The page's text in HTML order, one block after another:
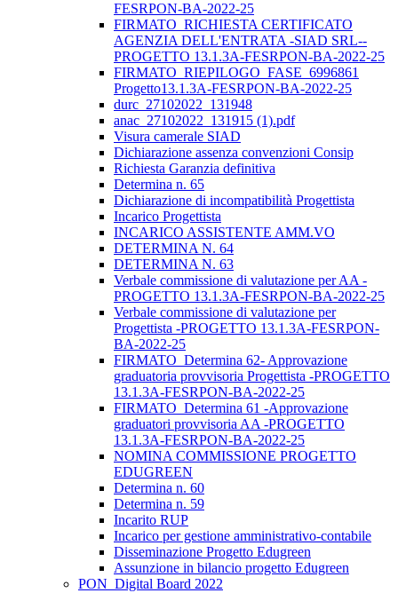
FESRPON-BA-2022-25
FIRMATO_RICHIESTA CERTIFICATO
AGENZIA DELL'ENTRATA -SIAD SRL--
PROGETTO 13.1.3A-FESRPON-BA-2022-25
FIRMATO_RIEPILOGO_FASE_6996861
Progetto13.1.3A-FESRPON-BA-2022-25
durc_27102022_131948
anac_27102022_131915 (1).pdf
Visura camerale SIAD
Dichiarazione assenza convenzioni Consip
Richiesta Garanzia definitiva
Determina n. 65
Dichiarazione di incompatibilità Progettista
Incarico Progettista
INCARICO ASSISTENTE AMM.VO
DETERMINA N. 64
DETERMINA N. 63
Verbale commissione di valutazione per AA -
PROGETTO 13.1.3A-FESRPON-BA-2022-25
Verbale commissione di valutazione per
Progettista -PROGETTO 13.1.3A-FESRPON-
BA-2022-25
FIRMATO_Determina 62- Approvazione
graduatoria provvisoria Progettista -PROGETTO
13.1.3A-FESRPON-BA-2022-25
FIRMATO_Determina 61 -Approvazione
graduatori provvisoria AA -PROGETTO
13.1.3A-FESRPON-BA-2022-25
NOMINA COMMISSIONE PROGETTO
EDUGREEN
Determina n. 60
Determina n. 59
Incarito RUP
Incarico per gestione amministrativo-contabile
Disseminazione Progetto Edugreen
Assunzione in bilancio progetto Edugreen
PON_Digital Board 2022